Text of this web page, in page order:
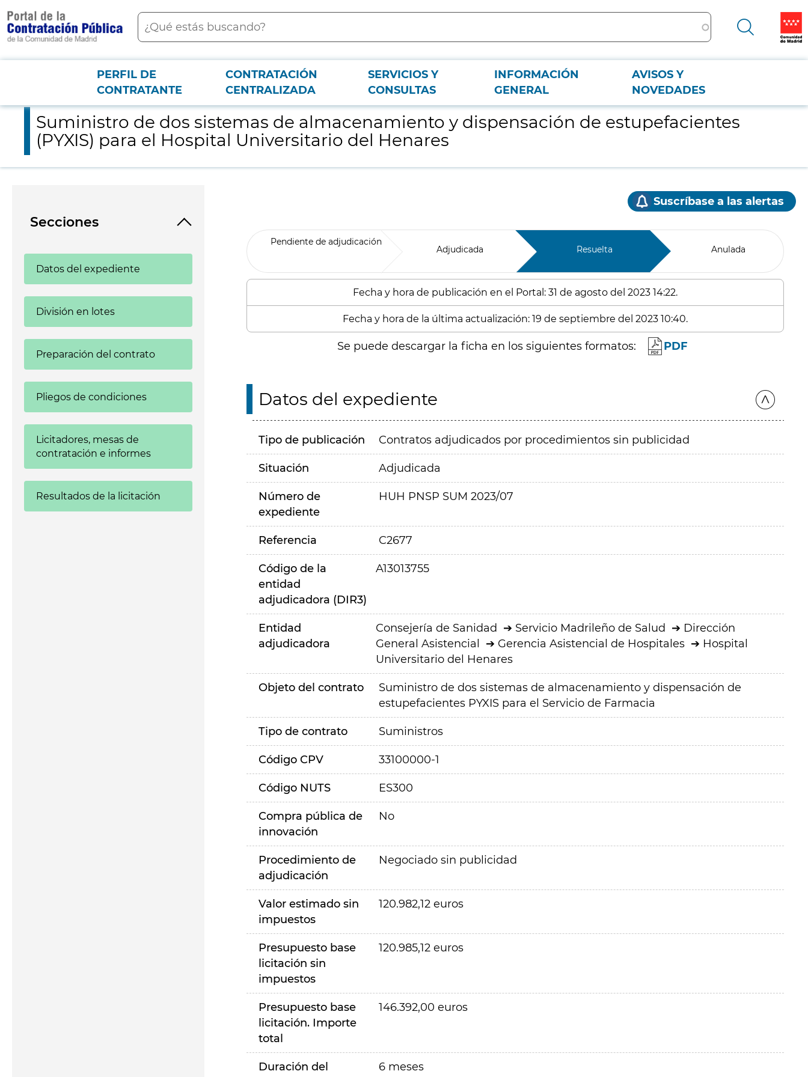
contenido
principal
Buscar
Menú PCON
PERFIL DE
CONTRATANTE
CONTRATACIÓN
CENTRALIZADA
SERVICIOS Y
CONSULTAS
INFORMACIÓN
GENERAL
AVISOS Y
NOVEDADES
Suministro de dos sistemas de almacenamiento y dispensación de estupefacientes (PYXIS) para el Hospital Universitario del Henares
Suministro de dos sistemas de almacenamiento y dispensación de estupefacientes
(PYXIS) para el Hospital Universitario del Henares
Secciones
Datos del expediente
División en lotes
Preparación del contrato
Pliegos de condiciones
Licitadores, mesas de
contratación e informes
Resultados de la licitación
Suscríbase a las alertas
Pendiente de adjudicación
Adjudicada Resuelta Anulada
Fecha y hora de publicación en el Portal: 31 de agosto del 2023 14:22.
Fecha y hora de la última actualización: 19 de septiembre del 2023 10:40.
Se puede descargar la ficha en los siguientes formatos: PDF
Datos del expediente
Tipo de publicación Contratos adjudicados por procedimientos sin publicidad
Situación Adjudicada
Número de
expediente
HUH PNSP SUM 2023/07
Referencia C2677
Código de la
entidad
adjudicadora (DIR3)
A13013755
Entidad
adjudicadora
Consejería de Sanidad Servicio Madrileño de Salud
Dirección
General Asistencial
Gerencia Asistencial de Hospitales
Hospital
Universitario del Henares
Objeto del contrato
Suministro de dos sistemas de almacenamiento y dispensación de
estupefacientes PYXIS para el Servicio de Farmacia
Tipo de contrato Suministros
Código CPV 33100000-1
Código NUTS ES300
Compra pública de
innovación
No
Procedimiento de
adjudicación
Negociado sin publicidad
Valor estimado sin
impuestos
120.982,12 euros
Presupuesto base
licitación sin
impuestos
120.985,12 euros
Presupuesto base
licitación. Importe
total
146.392,00 euros
Duración del
6 meses